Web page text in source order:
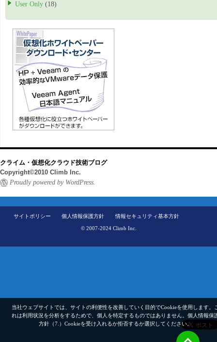
User Only (18)
クライム・仮想化クラウド技術ブログ
Copyright©2010 Climb Inc.
Proudly powered by WordPress.
サイトポリシー 個人情報保護方針 情報セキュリティ基本方針
© 2007-2024 Climb Inc.
当社ウェブサイトでは、サイトの利便性を改善していく目的でCookieを使用します。
れは利用状況を分析をするためで、個人を特定するものではありません。 個人情報保
方針（7.） Cookieを受け入れるか拒否するか選択してください。